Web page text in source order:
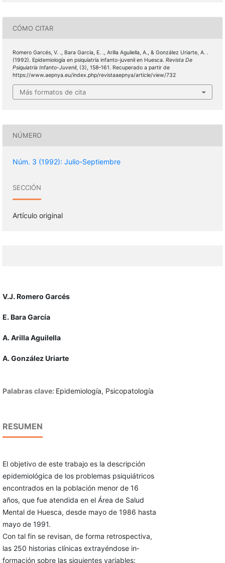
CÓMO CITAR
Romero Garcés, V. ., Bara García, E. ., Arilla Aguilella, A., & González Uriarte, A. .
(1992). Epidemiología en psiquiatría infanto-juvenil en Huesca. Revista De
Psiquiatría Infanto-Juvenil, (3), 158–161. Recuperado a partir de
https://www.aepnya.eu/index.php/revistaaepnya/article/view/732
Más formatos de cita
NÚMERO
Núm. 3 (1992): Julio-Septiembre
SECCIÓN
Artículo original
V.J. Romero Garcés
E. Bara García
A. Arilla Aguilella
A. González Uriarte
Palabras clave: Epidemiología, Psicopatología
RESUMEN
El objetivo de este trabajo es la descripción
epidemiológica de los problemas psiquiátricos
encontrados en la población menor de 16
años, que fue atendida en el Área de Salud
Mental de Huesca, desde mayo de 1986 hasta
mayo de 1991.
Con tal fin se revisan, de forma retrospecti­va,
las 250 historias clínicas extrayéndose in­
formación sobre las siguientes variables: